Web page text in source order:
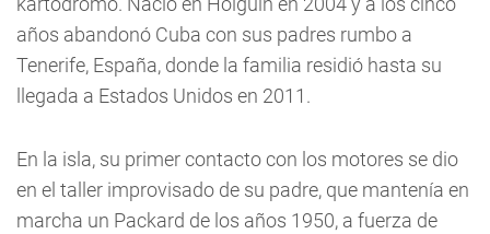
años abandonó Cuba con sus padres rumbo a
Tenerife, España, donde la familia residió hasta su
llegada a Estados Unidos en 2011.
En la isla, su primer contacto con los motores se dio
en el taller improvisado de su padre, que mantenía en
marcha un Packard de los años 1950, a fuerza de